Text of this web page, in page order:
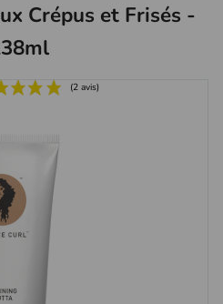
Crépus et Frisés -